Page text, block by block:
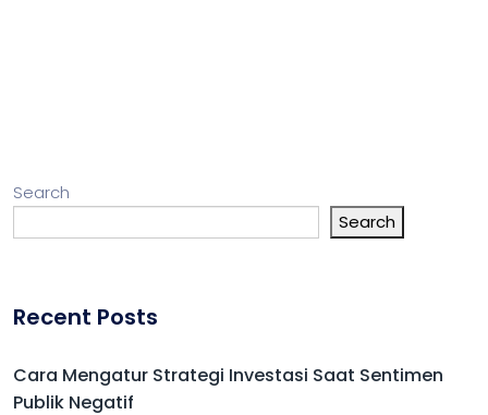
Search
Search
Recent Posts
Cara Mengatur Strategi Investasi Saat Sentimen
Publik Negatif